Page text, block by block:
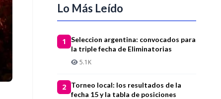
Lo Más Leído
1
Seleccion argentina: convocados para
la triple fecha de Eliminatorias
5.1K
2
Torneo local: los resultados de la
fecha 15 y la tabla de posiciones